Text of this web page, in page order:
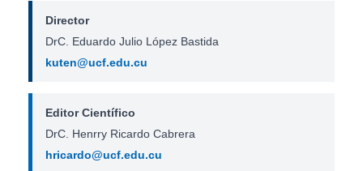
Director
DrC. Eduardo Julio López Bastida
kuten@ucf.edu.cu
Editor Científico
DrC. Henrry Ricardo Cabrera
hricardo@ucf.edu.cu